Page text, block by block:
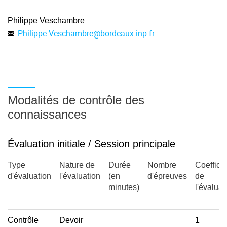
Régulation (exemples : homéothermie ou stress)
Philippe Veschambre
Philippe.Veschambre@bordeaux-inp.fr
Modalités de contrôle des
connaissances
Évaluation initiale / Session principale
Type
d'évaluation
Nature de
l'évaluation
Durée
(en
minutes)
Nombre
d'épreuves
de
Contrôle Devoir 1